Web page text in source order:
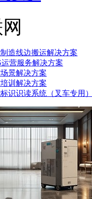
造线边搬运解决方案
运营服务解决方案
景解决方案
训解决方案
识识读系统（叉车专用）